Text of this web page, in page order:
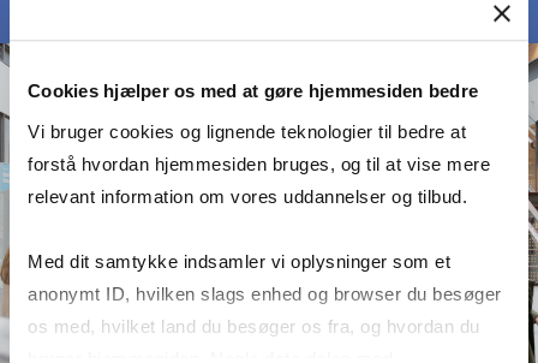
Cookies hjælper os med at gøre hjemmesiden bedre
Vi bruger cookies og lignende teknologier til bedre at
forstå hvordan hjemmesiden bruges, og til at vise mere
relevant information om vores uddannelser og tilbud.
Med dit samtykke indsamler vi oplysninger som et
anonymt ID, hvilken slags enhed og browser du besøger
os med, hvilket land du besøger os fra, og hvordan du